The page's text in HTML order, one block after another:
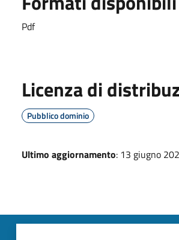
Pdf
Licenza di
Pubblico dominio
Ultimo aggiornamento: 13 giugno